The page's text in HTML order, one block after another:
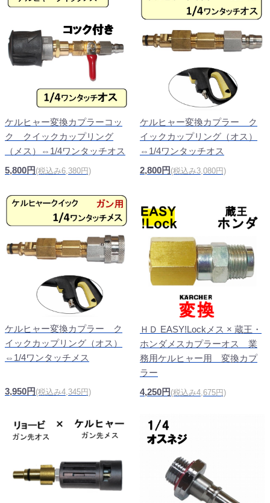
ケルヒャー変換カプラーコッ
ク クイックカップリング
（メス）⇔1/4ワンタッチオス
5,800円 (税込み6,380円)
ケルヒャー変換カプラー ク
イックカップリング（オス）
⇔1/4ワンタッチオス
2,800円 (税込み3,080円)
ケルヒャー変換カプラー ク
イックカップリング（オス）
⇔1/4ワンタッチメス
3,950円 (税込み4,345円)
ＨＤ EASY!Lockメス × 蔵王・
ホンダメスカプラーオス 業
務用ケルヒャー用 変換カプ
ラー
4,250円 (税込み4,675円)